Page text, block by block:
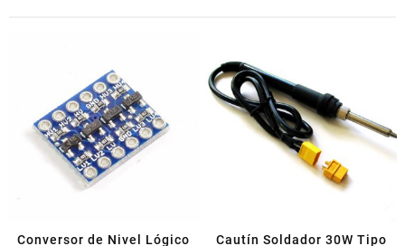
Conversor de Nivel Lógico
Cautín Soldador 30W Tipo